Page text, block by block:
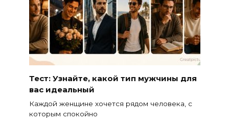
Тест: Узнайте, какой тип мужчины для
вас идеальный
Каждой женщине хочется рядом человека, с
которым спокойно